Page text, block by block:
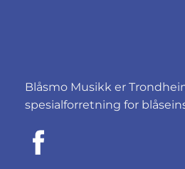
Blåsmo Musikk er
spesialforretning for